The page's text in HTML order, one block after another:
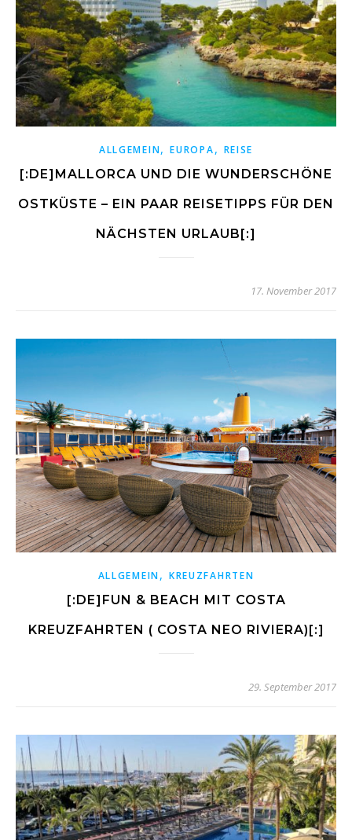
ALLGEMEIN,EUROPA, REISE
[:DE]MALLORCA UND DIE WUNDERSCHÖNE
OSTKÜSTE – EIN PAAR REISETIPPS FÜR DEN
NÄCHSTEN URLAUB[:]
17. November 2017
ALLGEMEIN, KREUZFAHRTEN
[:DE]FUN & BEACH MIT COSTA
KREUZFAHRTEN ( COSTA NEO RIVIERA)[:]
29. September 2017